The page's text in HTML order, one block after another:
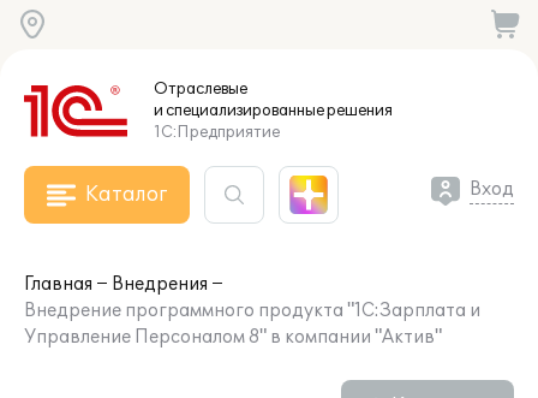
Отраслевые
и специализированныерешения
1С:Предприятие
Каталог Вход
Главная
Внедрения
Внедрение программного продукта "1С:Зарплата и
Управление Персоналом 8" в компании "Актив"